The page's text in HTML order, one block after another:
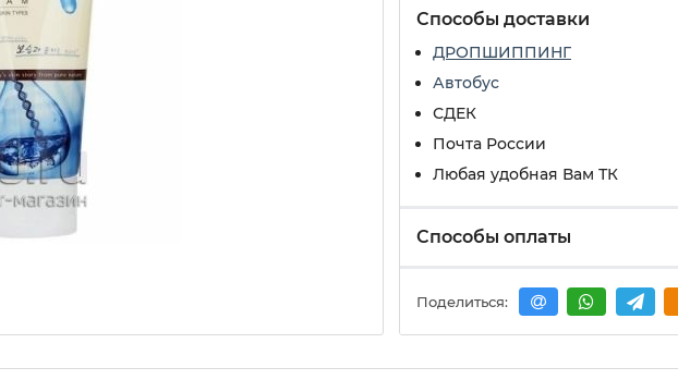
Способы доставки
ДРОПШИППИНГ
Автобус
СДЕК
Почта России
Любая удобная Вам ТК
Способы оплаты
Поделиться: